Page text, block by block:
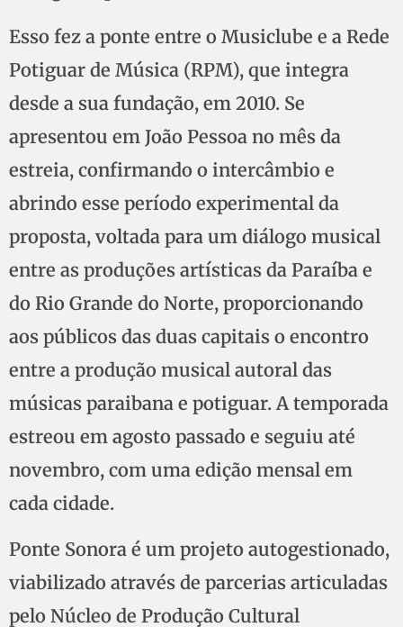
Esso fez a ponte entre o Musiclube e a Rede
Potiguar de Música (RPM), que integra
desde a sua fundação, em 2010. Se
apresentou em João Pessoa no mês da
estreia, confirmando o intercâmbio e
abrindo esse período experimental da
proposta, voltada para um diálogo musical
entre as produções artísticas da Paraíba e
do Rio Grande do Norte, proporcionando
aos públicos das duas capitais o encontro
entre a produção musical autoral das
músicas paraibana e potiguar. A temporada
estreou em agosto passado e seguiu até
novembro, com uma edição mensal em
cada cidade.
Ponte Sonora é um projeto autogestionado,
viabilizado através de parcerias articuladas
pelo Núcleo de Produção Cultural